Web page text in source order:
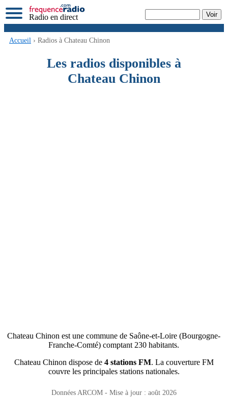
Radio en direct
Accueil › Radios à Chateau Chinon
Les radios disponibles à
Chateau Chinon
Chateau Chinon est une commune de Saône-et-Loire (Bourgogne-
Franche-Comté) comptant 230 habitants.
Chateau Chinon dispose de 4 stations FM. La couverture FM
couvre les principales stations nationales.
Données ARCOM - Mise à jour : août 2026